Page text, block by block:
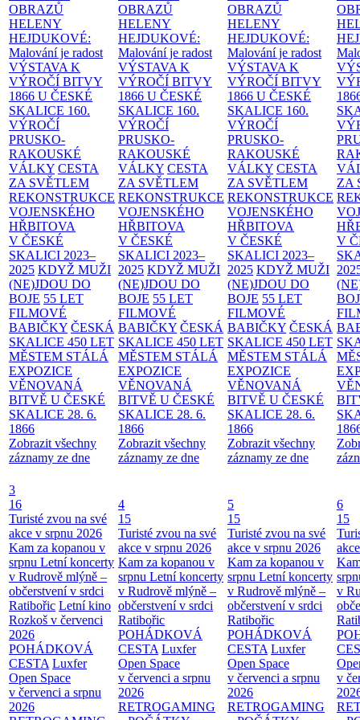
OBRAZŮ
HELENY
HEJDUKOVÉ:
Malování je radost
VÝSTAVA K
VÝROČÍ BITVY
1866 U ČESKÉ
SKALICE 160.
VÝROČÍ
PRUSKO-
RAKOUSKÉ
VÁLKY CESTA
ZA SVĚTLEM
REKONSTRUKCE
VOJENSKÉHO
HŘBITOVA
V ČESKÉ
SKALICI 2023–
2025 KDYŽ MUŽI
(NE)JDOU DO
BOJE 55 LET
FILMOVÉ
BABIČKY ČESKÁ
SKALICE 450 LET
MĚSTEM STÁLÁ
EXPOZICE
VĚNOVANÁ
BITVĚ U ČESKÉ
SKALICE 28. 6.
1866
Zobrazit všechny
záznamy ze dne
OBRAZŮ
HELENY
HEJDUKOVÉ:
Malování je radost
VÝSTAVA K
VÝROČÍ BITVY
1866 U ČESKÉ
SKALICE 160.
VÝROČÍ
PRUSKO-
RAKOUSKÉ
VÁLKY CESTA
ZA SVĚTLEM
REKONSTRUKCE
VOJENSKÉHO
HŘBITOVA
V ČESKÉ
SKALICI 2023–
2025 KDYŽ MUŽI
(NE)JDOU DO
BOJE 55 LET
FILMOVÉ
BABIČKY ČESKÁ
SKALICE 450 LET
MĚSTEM STÁLÁ
EXPOZICE
VĚNOVANÁ
BITVĚ U ČESKÉ
SKALICE 28. 6.
1866
Zobrazit všechny
záznamy ze dne
OBRAZŮ
HELENY
HEJDUKOVÉ:
Malování je radost
VÝSTAVA K
VÝROČÍ BITVY
1866 U ČESKÉ
SKALICE 160.
VÝROČÍ
PRUSKO-
RAKOUSKÉ
VÁLKY CESTA
ZA SVĚTLEM
REKONSTRUKCE
VOJENSKÉHO
HŘBITOVA
V ČESKÉ
SKALICI 2023–
2025 KDYŽ MUŽI
(NE)JDOU DO
BOJE 55 LET
FILMOVÉ
BABIČKY ČESKÁ
SKALICE 450 LET
MĚSTEM STÁLÁ
EXPOZICE
VĚNOVANÁ
BITVĚ U ČESKÉ
SKALICE 28. 6.
1866
Zobrazit všechny
záznamy ze dne
ZA
V
3
16
Turisté zvou na své
akce v srpnu 2026
Kam za kopanou v
srpnu Letní koncerty
v Rudrově mlýně –
občerstvení v srdci
Ratibořic Letní kino
Rozkoš v červenci
2026
POHÁDKOVÁ
CESTA Luxfer
Open Space
v červenci a srpnu
2026
4
15
Turisté zvou na své
akce v srpnu 2026
Kam za kopanou v
srpnu Letní koncerty
v Rudrově mlýně –
občerstvení v srdci
Ratibořic
POHÁDKOVÁ
CESTA Luxfer
Open Space
v červenci a srpnu
2026
RETROGAMING
5
15
Turisté zvou na své
akce v srpnu 2026
Kam za kopanou v
srpnu Letní koncerty
v Rudrově mlýně –
občerstvení v srdci
Ratibořic
POHÁDKOVÁ
CESTA Luxfer
Open Space
v červenci a srpnu
2026
RETROGAMING
6
15
v
v